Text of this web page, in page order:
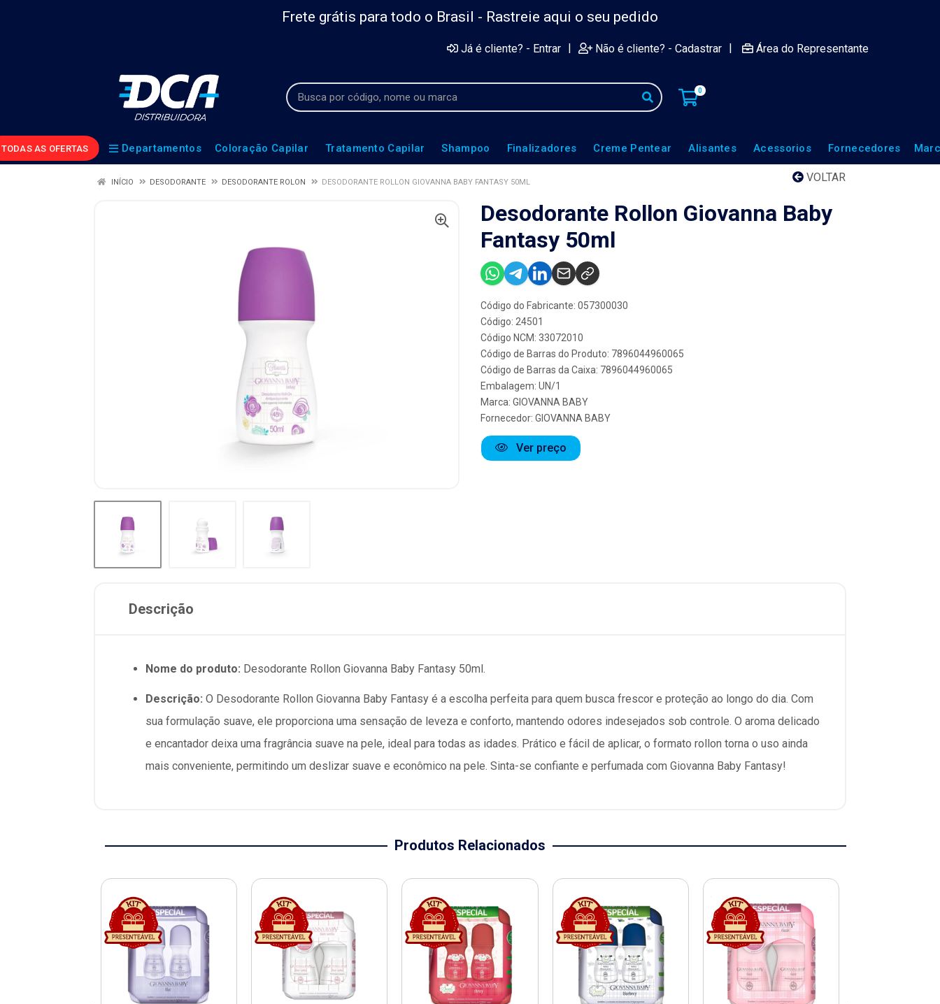
Frete grátis para todo o Brasil - Rastreie aqui o seu pedido
Já é cliente? - Entrar | Não é cliente? - Cadastrar | Área do Representante
0
TODAS AS OFERTAS Departamentos Coloração Capilar Tratamento Capilar Shampoo Finalizadores Creme Pentear Alisantes Acessorios Fornecedores
VOLTAR
INÍCIO DESODORANTE DESODORANTE ROLON DESODORANTE ROLLON GIOVANNA BABY FANTASY 50ML
Desodorante Rollon Giovanna Baby
Fantasy 50ml
Código do Fabricante: 057300030
Código: 24501
Código NCM: 33072010
Código de Barras do Produto: 7896044960065
Código de Barras da Caixa: 7896044960065
Embalagem: UN/1
Marca: GIOVANNA BABY
Fornecedor: GIOVANNA BABY
Ver preço
Descrição
Nome do produto: Desodorante Rollon Giovanna Baby Fantasy 50ml.
Descrição: O Desodorante Rollon Giovanna Baby Fantasy é a escolha perfeita para quem busca frescor e proteção ao longo do dia. Com
sua formulação suave, ele proporciona uma sensação de leveza e conforto, mantendo odores indesejados sob controle. O aroma delicado
e encantador deixa uma fragrância suave na pele, ideal para todas as idades. Prático e fácil de aplicar, o formato rollon torna o uso ainda
mais conveniente, permitindo um deslizar suave e econômico na pele. Sinta-se confiante e perfumada com Giovanna Baby Fantasy!
Produtos Relacionados